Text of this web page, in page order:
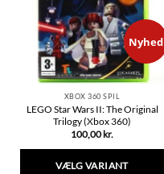
Nyhed
XBOX 360 SPIL
LEGO Star Wars II: The Original
Trilogy (Xbox 360)
100,00 kr.
VÆLG VARIANT